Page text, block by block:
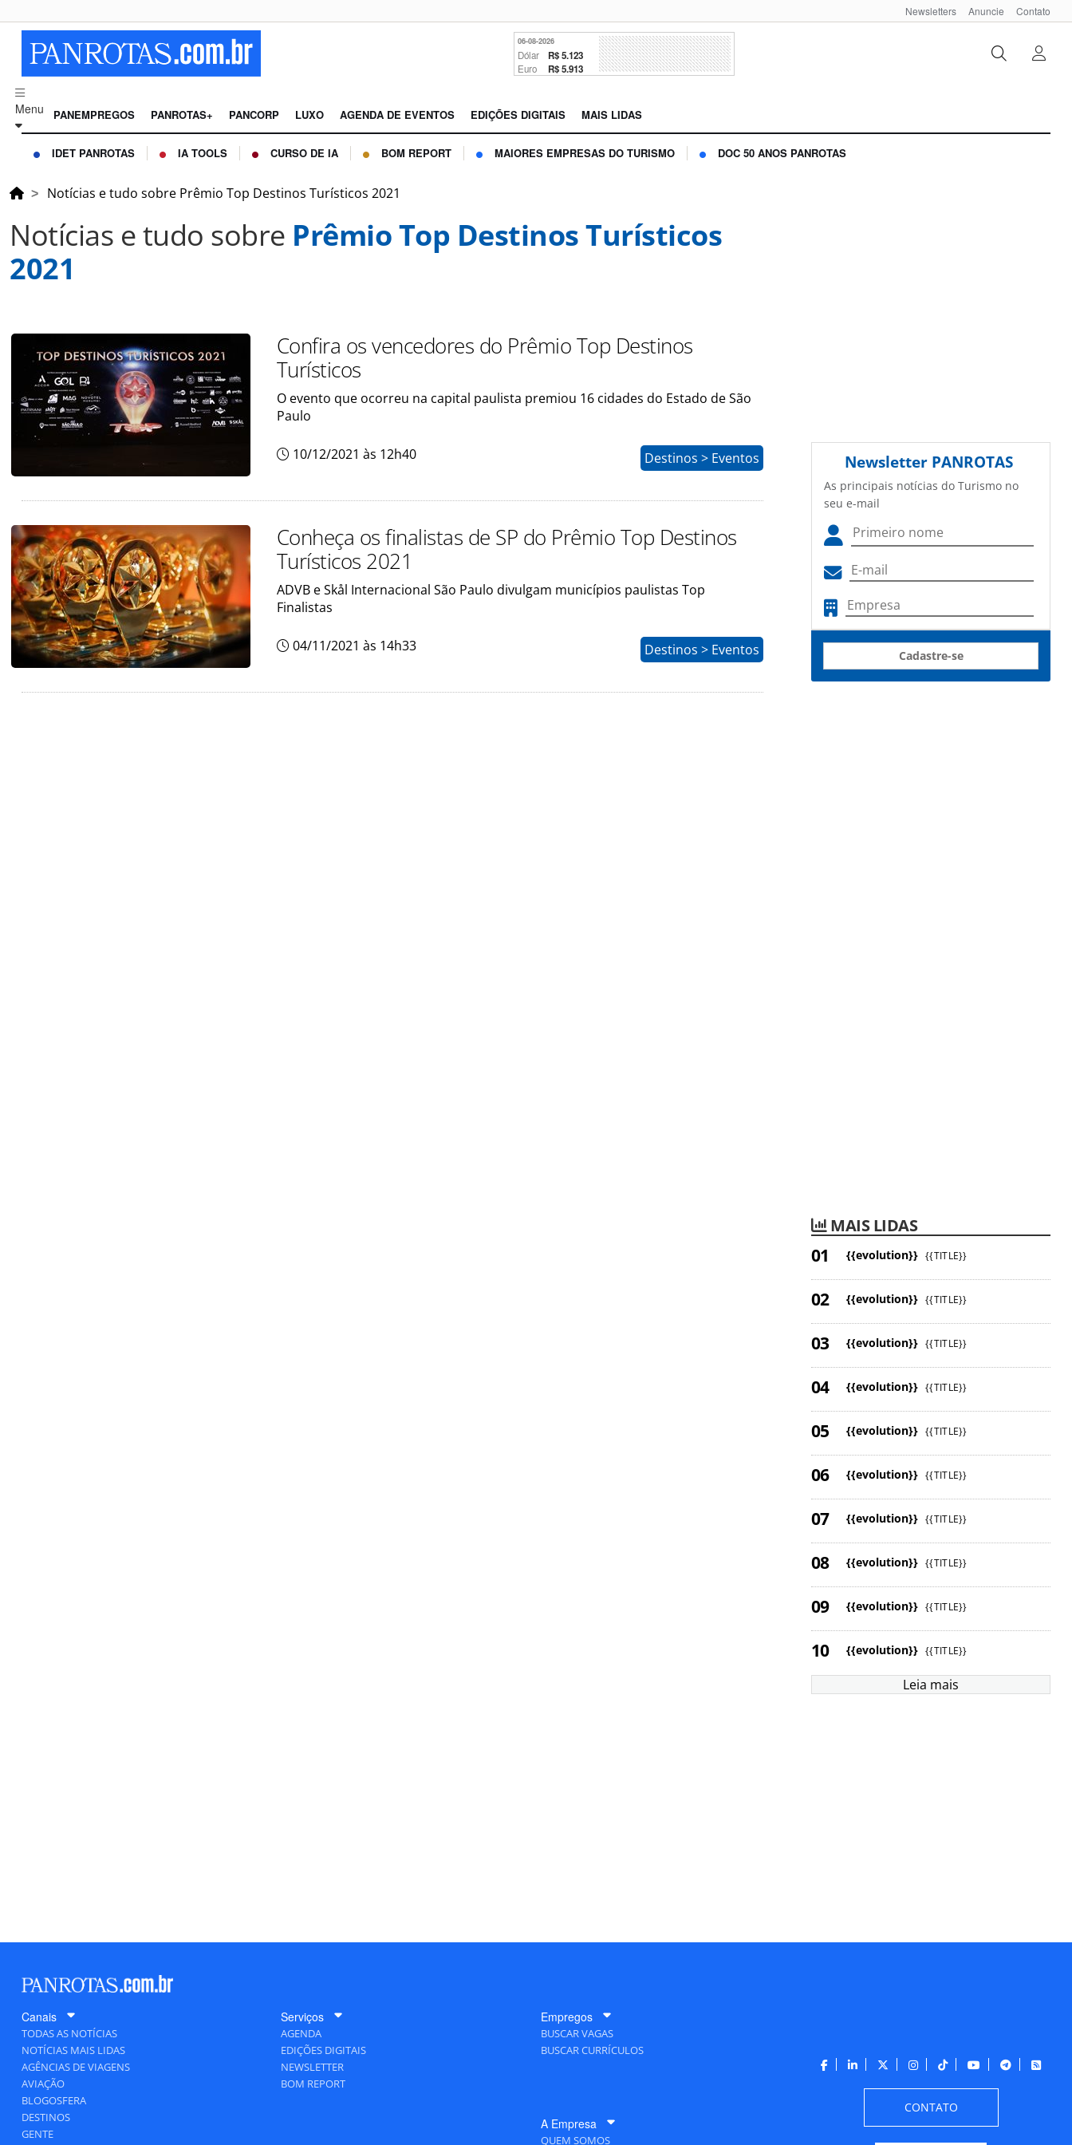
Newsletters Anuncie Contato
06-08-2026
Dólar R$ 5.123
Euro R$ 5.913
Menu PANEMPREGOS PANROTAS+ PANCORP LUXO AGENDA DE EVENTOS EDIÇÕES DIGITAIS MAIS LIDAS
IDET PANROTAS IA TOOLS CURSO DE IA BOM REPORT MAIORES EMPRESAS DO TURISMO DOC 50 ANOS PANROTAS
Notícias e tudo sobre Prêmio Top Destinos Turísticos 2021
Notícias e tudo sobre Prêmio Top Destinos Turísticos
2021
Confira os vencedores do Prêmio Top Destinos
Turísticos
O evento que ocorreu na capital paulista premiou 16 cidades do Estado de São
Paulo
10/12/2021 às 12h40 Destinos > Eventos
Conheça os finalistas de SP do Prêmio Top Destinos
Turísticos 2021
ADVB e Skål Internacional São Paulo divulgam municípios paulistas Top
Finalistas
04/11/2021 às 14h33 Destinos > Eventos
Newsletter PANROTAS
As principais notícias do Turismo no
seu e-mail
Cadastre-se
MAIS LIDAS
{{evolution}} {{TITLE}}
{{evolution}} {{TITLE}}
{{evolution}} {{TITLE}}
{{evolution}} {{TITLE}}
{{evolution}} {{TITLE}}
{{evolution}} {{TITLE}}
{{evolution}} {{TITLE}}
{{evolution}} {{TITLE}}
{{evolution}} {{TITLE}}
{{evolution}} {{TITLE}}
Leia mais
Canais
TODAS AS NOTÍCIAS
NOTÍCIAS MAIS LIDAS
AGÊNCIAS DE VIAGENS
AVIAÇÃO
BLOGOSFERA
DESTINOS
GENTE
Serviços
AGENDA
EDIÇÕES DIGITAIS
NEWSLETTER
BOM REPORT
Empregos
BUSCAR VAGAS
BUSCAR CURRÍCULOS
A Empresa
QUEM SOMOS
CONTATO